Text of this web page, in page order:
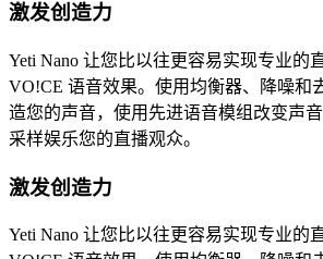
激发创造力
Yeti Nano 让您比以往更容易实现专业的
VO!CE 语音效果。使用均衡器、降噪和
造您的声音，使用先进语音模组改变声
采样娱乐您的直播观众。
激发创造力
Yeti Nano 让您比以往更容易实现专业的